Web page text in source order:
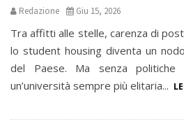
Redazione Giu 15, 2026
Tra affitti alle stelle, carenza di
lo student housing diventa un
del Paese. Ma senza
un’università sempre più elitaria...